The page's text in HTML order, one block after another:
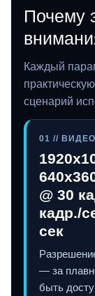
Почему
Каждый
сценарий
01 //
@ 30
кадр./
сек
— за
быть